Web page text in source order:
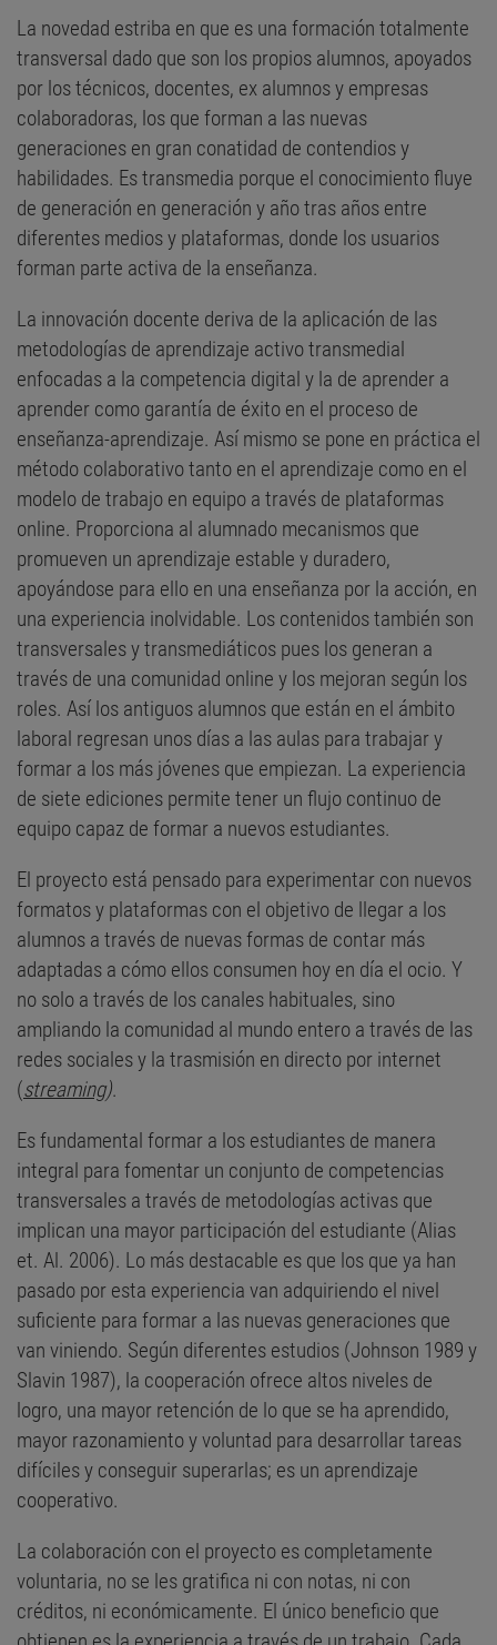
La novedad estriba en que es una formación totalmente
transversal dado que son los propios alumnos, apoyados
por los técnicos, docentes, ex alumnos y empresas
colaboradoras, los que forman a las nuevas
generaciones en gran conatidad de contendios y
habilidades. Es transmedia porque el conocimiento fluye
de generación en generación y año tras años entre
diferentes medios y plataformas, donde los usuarios
forman parte activa de la enseñanza.
La innovación docente deriva de la aplicación de las
metodologías de aprendizaje activo transmedial
enfocadas a la competencia digital y la de aprender a
aprender como garantía de éxito en el proceso de
enseñanza-aprendizaje. Así mismo se pone en práctica el
método colaborativo tanto en el aprendizaje como en el
modelo de trabajo en equipo a través de plataformas
online. Proporciona al alumnado mecanismos que
promueven un aprendizaje estable y duradero,
apoyándose para ello en una enseñanza por la acción, en
una experiencia inolvidable. Los contenidos también son
transversales y transmediáticos pues los generan a
través de una comunidad online y los mejoran según los
roles. Así los antiguos alumnos que están en el ámbito
laboral regresan unos días a las aulas para trabajar y
formar a los más jóvenes que empiezan. La experiencia
de siete ediciones permite tener un flujo continuo de
equipo capaz de formar a nuevos estudiantes.
El proyecto está pensado para experimentar con nuevos
formatos y plataformas con el objetivo de llegar a los
alumnos a través de nuevas formas de contar más
adaptadas a cómo ellos consumen hoy en día el ocio. Y
no solo a través de los canales habituales, sino
ampliando la comunidad al mundo entero a través de las
redes sociales y la trasmisión en directo por internet
(streaming).
Es fundamental formar a los estudiantes de manera
integral para fomentar un conjunto de competencias
transversales a través de metodologías activas que
implican una mayor participación del estudiante (Alias
et. Al. 2006). Lo más destacable es que los que ya han
pasado por esta experiencia van adquiriendo el nivel
suficiente para formar a las nuevas generaciones que
van viniendo. Según diferentes estudios (Johnson 1989 y
Slavin 1987), la cooperación ofrece altos niveles de
logro, una mayor retención de lo que se ha aprendido,
mayor razonamiento y voluntad para desarrollar tareas
difíciles y conseguir superarlas; es un aprendizaje
cooperativo.
La colaboración con el proyecto es completamente
voluntaria, no se les gratifica ni con notas, ni con
créditos, ni económicamente. El único beneficio que